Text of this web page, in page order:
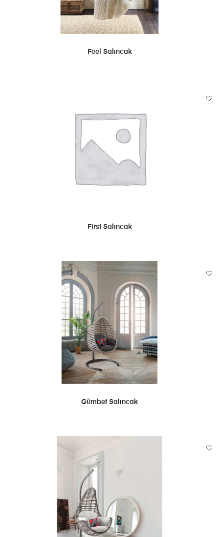
DEVAMINI OKU
Feel Salıncak
DEVAMINI OKU
First Salıncak
DEVAMINI OKU
Gümbet Salıncak